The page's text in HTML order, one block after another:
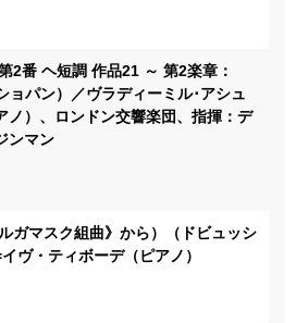
2番 ヘ短調 作品21 ～ 第2楽章：
パン）／ヴラディーミル･アシュ
ノ）、ロンドン交響楽団、指揮：デ
ンマン
ガマスク組曲》から）（ドビュッシ
ヴ・ティボーデ（ピアノ）